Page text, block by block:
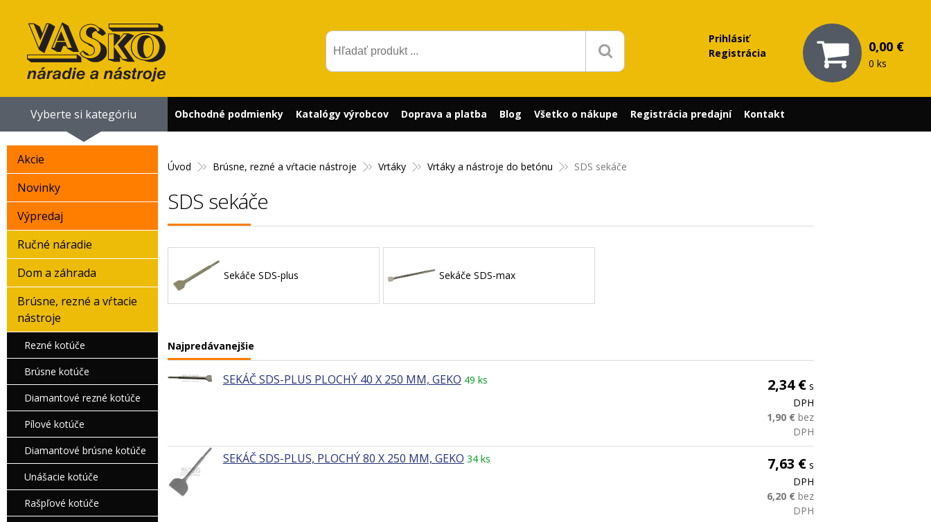
Prihlásiť
Registrácia
0,00 €
0 ks
Úvod Brúsne, rezné a vŕtacie nástroje Vrtáky Vrtáky a nástroje do betónu SDS sekáče
SDS sekáče
Sekáče SDS-plus Sekáče SDS-max
Najpredávanejšie
SEKÁČ SDS-PLUS PLOCHÝ 40 X 250 MM, GEKO 49 ks 2,34 € s
DPH
1,90 € bez
DPH
SEKÁČ SDS-PLUS, PLOCHÝ 80 X 250 MM, GEKO 34 ks 7,63 € s
DPH
6,20 € bez
DPH
Akcie
Novinky
Výpredaj
Ručné náradie
Dom a záhrada
Brúsne, rezné a vŕtacie
nástroje
Rezné kotúče
Brúsne kotúče
Diamantové rezné kotúče
Pílové kotúče
Diamantové brúsne kotúče
Unášacie kotúče
Rašpľové kotúče
Vyberte si kategóriu Obchodné podmienky Katalógy výrobcov Doprava a platba Blog Všetko o nákupe Registrácia predajní Kontakt